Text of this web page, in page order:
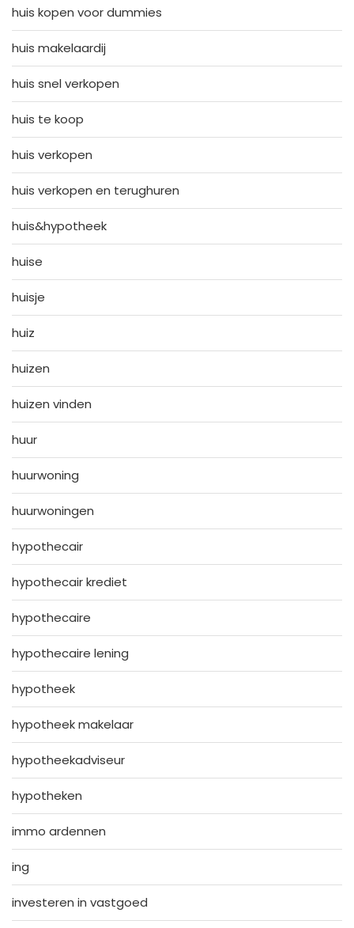
huis kopen voor dummies
huis makelaardij
huis snel verkopen
huis te koop
huis verkopen
huis verkopen en terughuren
huis&hypotheek
huise
huisje
huiz
huizen
huizen vinden
huur
huurwoning
huurwoningen
hypothecair
hypothecair krediet
hypothecaire
hypothecaire lening
hypotheek
hypotheek makelaar
hypotheekadviseur
hypotheken
immo ardennen
ing
investeren in vastgoed